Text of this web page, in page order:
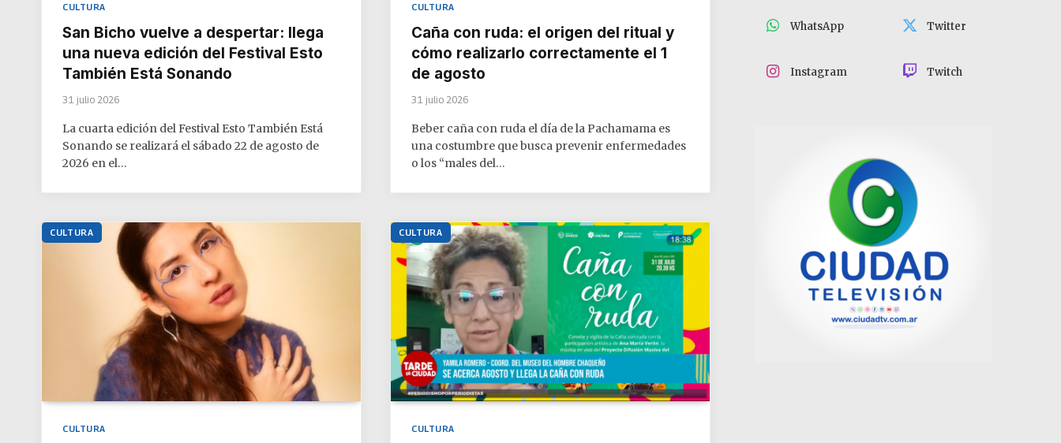
CULTURA
San Bicho vuelve a despertar: llega
una nueva edición del Festival Esto
También Está Sonando
31 julio 2026
La cuarta edición del Festival Esto También Está
Sonando se realizará el sábado 22 de agosto de
2026 en el…
CULTURA
Caña con ruda: el origen del ritual y
cómo realizarlo correctamente el 1
de agosto
31 julio 2026
Beber caña con ruda el día de la Pachamama es
una costumbre que busca prevenir enfermedades
o los “males del…
CULTURA
CULTURA
CULTURA
CULTURA
WhatsApp Twitter
Instagram Twitch